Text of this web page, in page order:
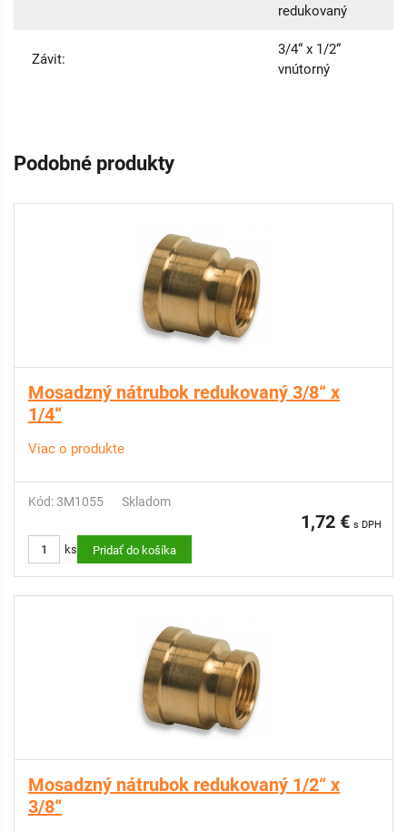
redukovaný
Závit:
3/4“ x 1/2“
vnútorný
Podobné produkty
Mosadzný nátrubok redukovaný 3/8“ x
1/4“
Viac o produkte
Kód: 3M1055 Skladom
1,72 € s DPH
ks Pridať do košíka
Mosadzný nátrubok redukovaný 1/2“ x
3/8“